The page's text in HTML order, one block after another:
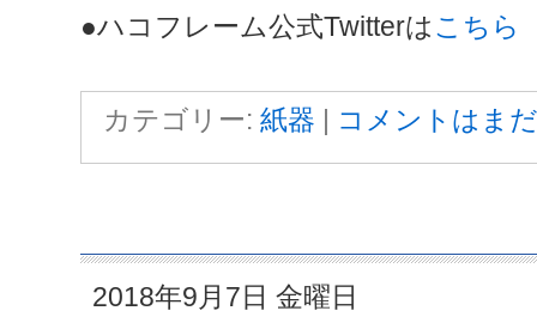
●ハコフレーム公式Twitterはこちら
カテゴリー: 紙器 コメントはま
2018年9月7日 金曜日